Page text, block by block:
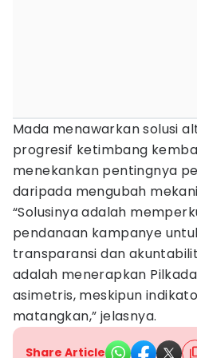
Mada menawarkan solusi
progresif ketimbang
menekankan pentingnya
daripada mengubah
“Solusinya adalah
pendanaan kampanye
transparansi dan
adalah menerapkan
asimetris, meskipun
matangkan,” jelasnya.
Share Article